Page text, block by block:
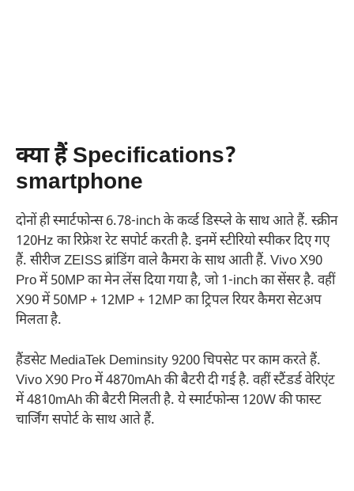
क्या हैं Specifications?
smartphone
दोनों ही स्मार्टफोन्स 6.78-inch के कर्व्ड डिस्प्ले के साथ आते हैं. स्क्रीन
120Hz का रिफ्रेश रेट सपोर्ट करती है. इनमें स्टीरियो स्पीकर दिए गए
हैं. सीरीज ZEISS ब्रांडिंग वाले कैमरा के साथ आती हैं. Vivo X90
Pro में 50MP का मेन लेंस दिया गया है, जो 1-inch का सेंसर है. वहीं
X90 में 50MP + 12MP + 12MP का ट्रिपल रियर कैमरा सेटअप
मिलता है.
हैंडसेट MediaTek Deminsity 9200 चिपसेट पर काम करते हैं.
Vivo X90 Pro में 4870mAh की बैटरी दी गई है. वहीं स्टैंडर्ड वेरिएंट
में 4810mAh की बैटरी मिलती है. ये स्मार्टफोन्स 120W की फास्ट
चार्जिंग सपोर्ट के साथ आते हैं.